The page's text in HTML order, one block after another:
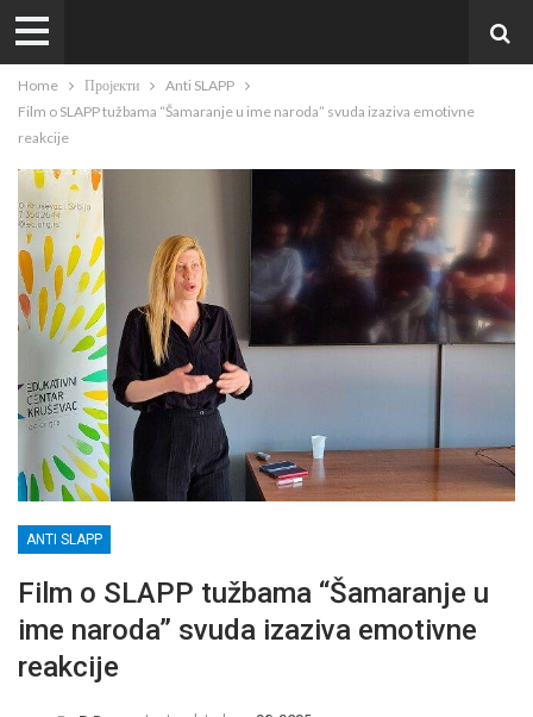
Home Пројекти
Anti SLAPP
Film o SLAPP tužbama “Šamaranje u ime naroda” svuda izaziva emotivne
reakcije
ANTI SLAPP
Film o SLAPP tužbama “Šamaranje u
ime naroda” svuda izaziva emotivne
reakcije